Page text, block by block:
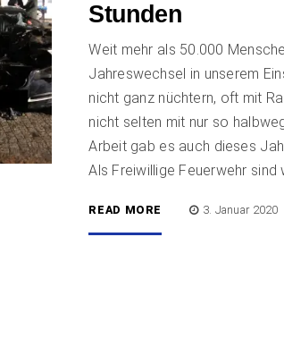
Stunden
Weit mehr als 50.000
Jahreswechsel in unserem
nicht ganz nüchtern, oft mit
nicht selten mit nur so
Arbeit gab es auch dieses
Als Freiwillige Feuerwehr sind
READ MORE 3. Januar 2020